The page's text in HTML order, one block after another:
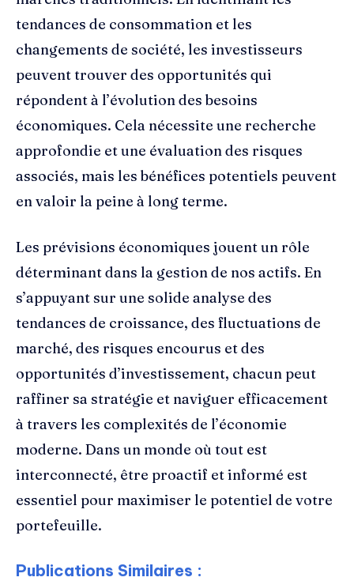
tendances de consommation et les
changements de société, les investisseurs
peuvent trouver des opportunités qui
répondent à l’évolution des besoins
économiques. Cela nécessite une recherche
approfondie et une évaluation des risques
associés, mais les bénéfices potentiels peuvent
en valoir la peine à long terme.
Les prévisions économiques jouent un rôle
déterminant dans la gestion de nos actifs. En
s’appuyant sur une solide analyse des
tendances de croissance, des fluctuations de
marché, des risques encourus et des
opportunités d’investissement, chacun peut
raffiner sa stratégie et naviguer efficacement
à travers les complexités de l’économie
moderne. Dans un monde où tout est
interconnecté, être proactif et informé est
essentiel pour maximiser le potentiel de votre
portefeuille.
Publications Similaires :